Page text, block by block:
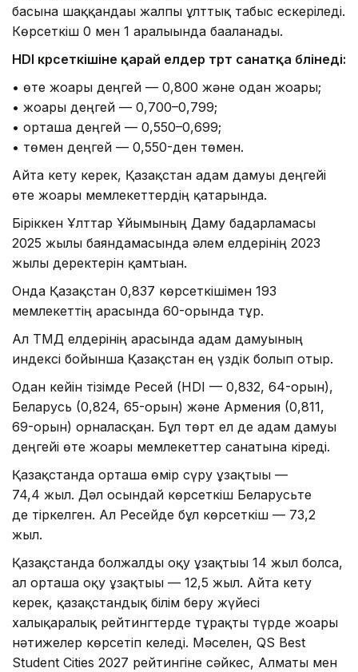
басына шаққандағы жалпы ұлттық табыс ескеріледі.
Көрсеткіш 0 мен 1 аралығында бағаланады.
HDI көрсеткішіне қарай елдер төрт санатқа бөлінеді:
• өте жоғары деңгей — 0,800 және одан жоғары;
• жоғары деңгей — 0,700–0,799;
• орташа деңгей — 0,550–0,699;
• төмен деңгей — 0,550-ден төмен.
Айта кету керек, Қазақстан адам дамуы деңгейі
өте жоғары мемлекеттердің қатарында.
Біріккен Ұлттар Ұйымының Даму бағдарламасы
2025 жылғы баяндамасында әлем елдерінің 2023
жылғы деректерін қамтыған.
Онда Қазақстан 0,837 көрсеткішімен 193
мемлекеттің арасында 60-орында тұр.
Ал ТМД елдерінің арасында адам дамуының
индексі бойынша Қазақстан ең үздік болып отыр.
Одан кейін тізімде Ресей (HDI — 0,832, 64-орын),
Беларусь (0,824, 65-орын) және Армения (0,811,
69-орын) орналасқан. Бұл төрт ел де адам дамуы
деңгейі өте жоғары мемлекеттер санатына кіреді.
Қазақстанда орташа өмір сүру ұзақтығы —
74,4 жыл. Дәл осындай көрсеткіш Беларусьте
де тіркелген. Ал Ресейде бұл көрсеткіш — 73,2
жыл.
Қазақстанда болжалды оқу ұзақтығы 14 жыл болса,
ал орташа оқу ұзақтығы — 12,5 жыл. Айта кету
керек, қазақстандық білім беру жүйесі
халықаралық рейтингтерде тұрақты түрде жоғары
нәтижелер көрсетіп келеді. Мәселен, QS Best
Student Cities 2027 рейтингіне сәйкес, Алматы мен